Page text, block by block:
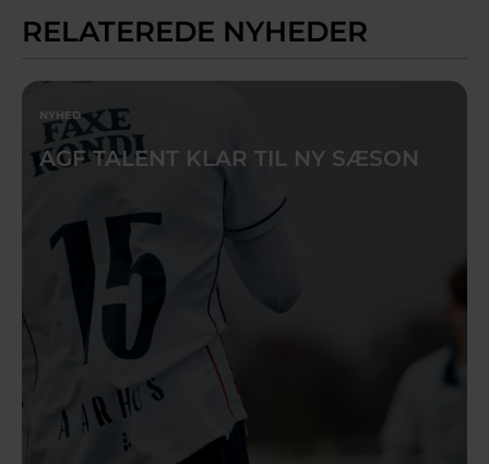
RELATEREDE NYHEDER
NYHED
AGF TALENT KLAR TIL NY SÆSON